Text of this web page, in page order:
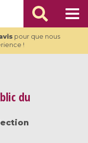
pour que nous
!
du